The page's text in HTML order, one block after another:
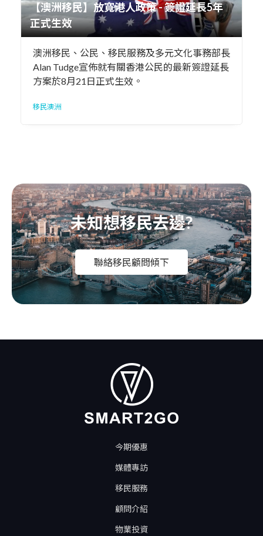
【澳洲移民】放寬港人政策 - 簽證延長5年
正式生效
澳洲移民、公民、移民服務及多元文化事務部長
Alan Tudge宣佈就有關香港公民的最新簽證延長
方案於8月21日正式生效。
移民澳洲
未知想移民去邊?
聯絡移民顧問傾下
今期優惠
媒體專訪
移民服務
顧問介紹
物業投資